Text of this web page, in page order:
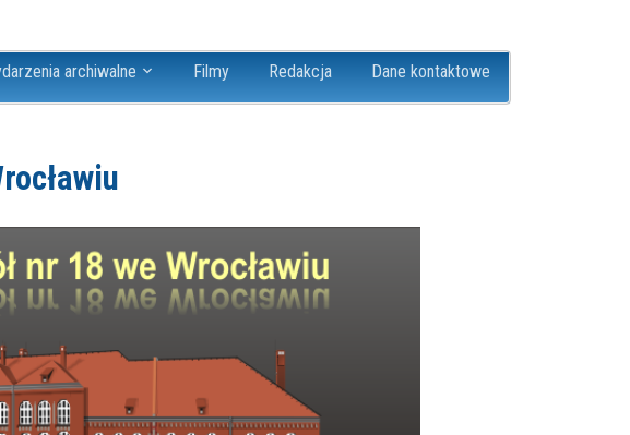
archiwalne Filmy Redakcja Dane kontaktowe